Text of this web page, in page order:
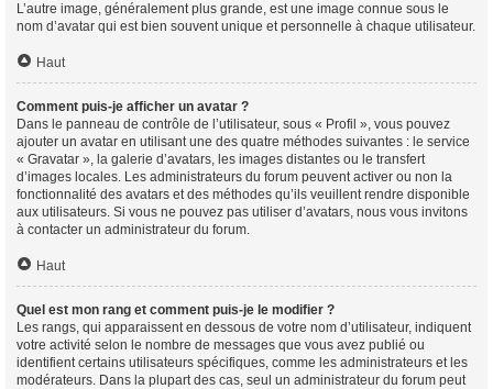
L’autre image, généralement plus grande, est une image connue sous le
nom d’avatar qui est bien souvent unique et personnelle à chaque utilisateur.
Haut
Comment puis-je afficher un avatar ?
Dans le panneau de contrôle de l’utilisateur, sous « Profil », vous pouvez
ajouter un avatar en utilisant une des quatre méthodes suivantes : le service
« Gravatar », la galerie d’avatars, les images distantes ou le transfert
d’images locales. Les administrateurs du forum peuvent activer ou non la
fonctionnalité des avatars et des méthodes qu’ils veuillent rendre disponible
aux utilisateurs. Si vous ne pouvez pas utiliser d’avatars, nous vous invitons
à contacter un administrateur du forum.
Haut
Quel est mon rang et comment puis-je le modifier ?
Les rangs, qui apparaissent en dessous de votre nom d’utilisateur, indiquent
votre activité selon le nombre de messages que vous avez publié ou
identifient certains utilisateurs spécifiques, comme les administrateurs et les
modérateurs. Dans la plupart des cas, seul un administrateur du forum peut